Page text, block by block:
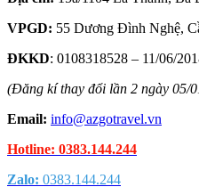
VPGD: 55 Dương Đình Nghệ,
ĐKKD: 0108318528 – 11/06/
(Đăng kí thay đổi lần 2 ngày 05/
Email: info@azgotravel.vn
Hotline: 0383.144.244
Zalo: 0383.144.244